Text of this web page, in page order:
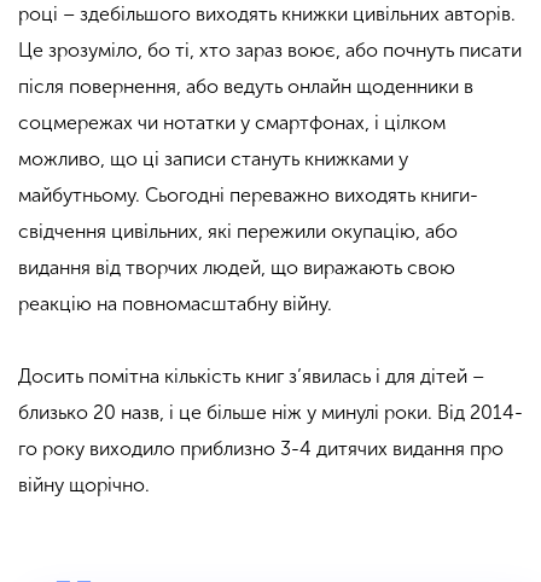
році – здебільшого виходять книжки цивільних авторів.
Це зрозуміло, бо ті, хто зараз воює, або почнуть писати
після повернення, або ведуть онлайн щоденники в
соцмережах чи нотатки у смартфонах, і цілком
можливо, що ці записи стануть книжками у
майбутньому. Сьогодні переважно виходять книги-
свідчення цивільних, які пережили окупацію, або
видання від творчих людей, що виражають свою
реакцію на повномасштабну війну.
Досить помітна кількість книг з’явилась і для дітей –
близько 20 назв, і це більше ніж у минулі роки. Від 2014-
го року виходило приблизно 3-4 дитячих видання про
війну щорічно.